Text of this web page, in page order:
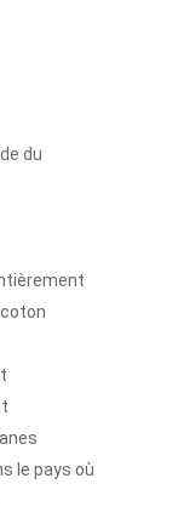
du
le pays où